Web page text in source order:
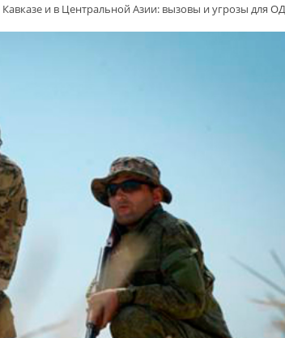
и в Центральной Азии: вызовы и угрозы для